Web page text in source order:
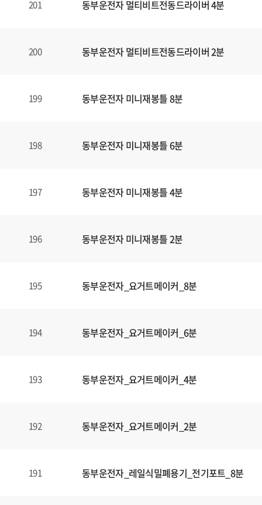
201 동부운전자 멀티비트전동드라이버 4분
200 동부운전자 멀티비트전동드라이버 2분
199 동부운전자 미니재봉틀 8분
198 동부운전자 미니재봉틀 6분
197 동부운전자 미니재봉틀 4분
196 동부운전자 미니재봉틀 2분
195 동부운전자_요거트메이커_8분
194 동부운전자_요거트메이커_6분
193 동부운전자_요거트메이커_4분
192 동부운전자_요거트메이커_2분
191 동부운전자_레일식밀폐용기_전기포트_8분